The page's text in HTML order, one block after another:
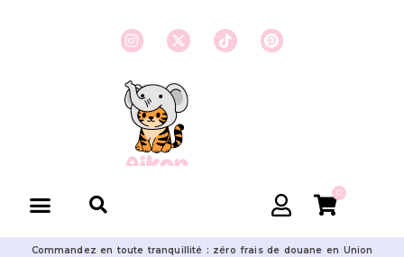
0
Commandez en toute tranquillité : zéro frais de douane en Union